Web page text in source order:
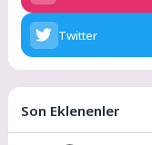
Twitter
Son Eklenenler